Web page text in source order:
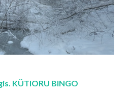
KÜTIORU BINGO